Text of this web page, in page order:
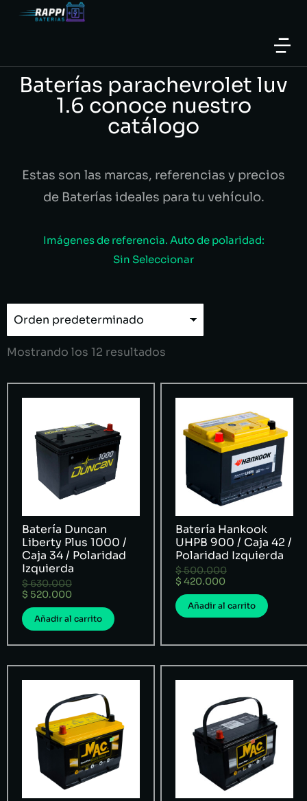
Baterías parachevrolet luv
1.6 conoce nuestro
catálogo
Estas son las marcas, referencias y precios
de Baterías ideales para tu vehículo.
Imágenes de referencia. Auto de polaridad:
Sin Seleccionar
Mostrando los 12 resultados
Batería Duncan
Liberty Plus 1000 /
Caja 34 / Polaridad
Izquierda
$630.000
$ 520.000
Añadir al carrito
Batería Hankook
UHPB 900 / Caja 42 /
Polaridad Izquierda
$500.000
$ 420.000
Añadir al carrito